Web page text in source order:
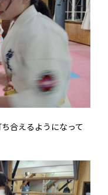
合えるようになって